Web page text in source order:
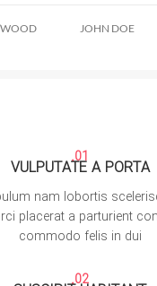
JOHN DOE
01.
VULPUTATE A PORTA
nam lobortis
placerat a parturient
commodo felis in dui
02.